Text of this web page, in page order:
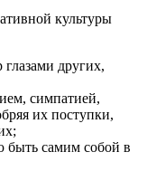
культуры
других,
симпатией,
их поступки,
быть самим собой в